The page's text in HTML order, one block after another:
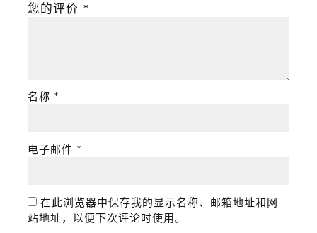
您的评价*
名称*
电子邮件*
在此浏览器中保存我的显示名称、邮箱地址和网
站地址，以便下次评论时使用。